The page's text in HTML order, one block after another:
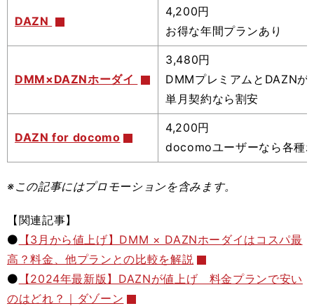
DAZN
4,200円
お得な年間プランあり
DMM×DAZNホーダイ
3,480円
DMMプレミアムとDAZN
単月契約なら割安
DAZN for docomo
4,200円
docomoユーザーなら各種
※この記事にはプロモーションを含みます。
【関連記事】
⚫️ 【3月から値上げ】DMM × DAZNホーダイはコスパ最
高？料金、他プランとの比較を解説
⚫️ 【2024年最新版】DAZNが値上げ 料金プランで安い
のはどれ？｜ダゾーン